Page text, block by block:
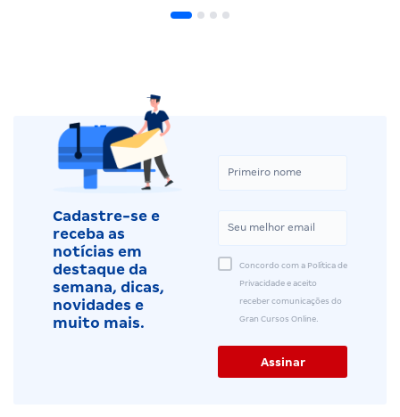
Cadastre-se e
receba as
notícias em
destaque da
semana, dicas,
novidades e
muito mais.
Concordo com a Política de
Privacidade e aceito
receber comunicações do
Gran Cursos Online.